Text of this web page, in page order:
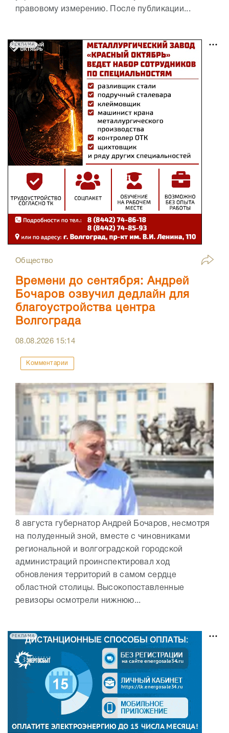
правовому измерению. После публикации...
РЕКЛАМА
Общество
Времени до сентября: Андрей
Бочаров озвучил дедлайн для
благоустройства центра
Волгограда
08.08.2026 15:14
Комментарии
8 августа губернатор Андрей Бочаров, несмотря
на полуденный зной, вместе с чиновниками
региональной и волгоградской городской
администраций проинспектировал ход
обновления территорий в самом сердце
областной столицы. Высокопоставленные
ревизоры осмотрели нижнюю...
РЕКЛАМА